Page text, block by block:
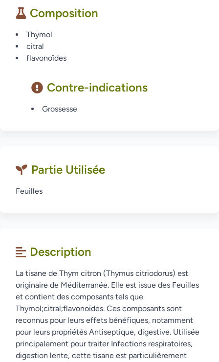
Composition
Thymol
citral
flavonoïdes
Contre-indications
Grossesse
Partie Utilisée
Feuilles
Description
La tisane de Thym citron (Thymus citriodorus) est
originaire de Méditerranée. Elle est issue des Feuilles
et contient des composants tels que
Thymol;citral;flavonoïdes. Ces composants sont
reconnus pour leurs effets bénéfiques, notamment
pour leurs propriétés Antiseptique, digestive. Utilisée
principalement pour traiter Infections respiratoires,
digestion lente, cette tisane est particulièrement